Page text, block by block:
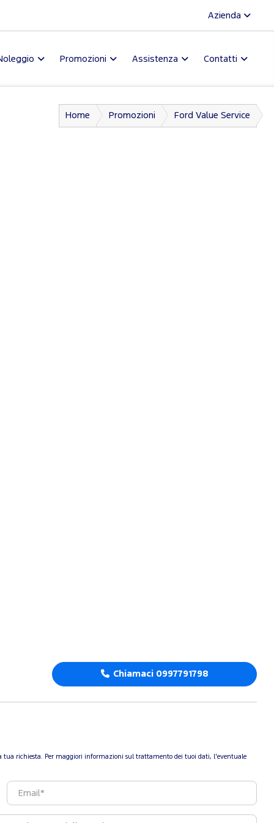
Azienda
Promozioni Assistenza Contatti
Home Promozioni Ford Value Service
Chiamaci 0997791798
tua richiesta. Per maggiori informazioni sul trattamento dei tuoi dati, l'eventuale